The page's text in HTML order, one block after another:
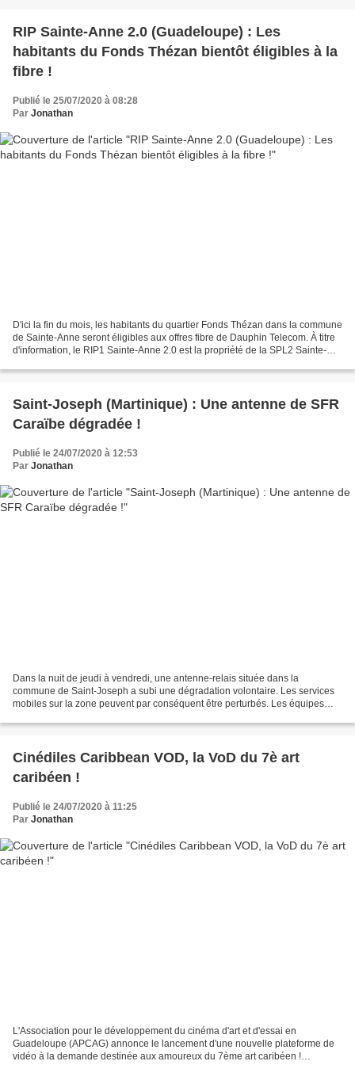
RIP Sainte-Anne 2.0 (Guadeloupe) : Les
habitants du Fonds Thézan bientôt éligibles à la
fibre !
Publié le 25/07/2020 à 08:28
Par Jonathan
D'ici la fin du mois, les habitants du quartier Fonds Thézan dans la commune
de Sainte-Anne seront éligibles aux offres fibre de Dauphin Telecom. À titre
d'information, le RIP1 Sainte-Anne 2.0 est la propriété de la SPL2 Sainte-
Saint-Joseph (Martinique) : Une antenne de SFR
Caraïbe dégradée !
Publié le 24/07/2020 à 12:53
Par Jonathan
Dans la nuit de jeudi à vendredi, une antenne-relais située dans la
commune de Saint-Joseph a subi une dégradation volontaire. Les services
mobiles sur la zone peuvent par conséquent être perturbés. Les équipes
Cinédiles Caribbean VOD, la VoD du 7è art
caribéen !
Publié le 24/07/2020 à 11:25
Par Jonathan
L'Association pour le développement du cinéma d'art et d'essai en
Guadeloupe (APCAG) annonce le lancement d'une nouvelle plateforme de
vidéo à la demande destinée aux amoureux du 7ème art caribéen !